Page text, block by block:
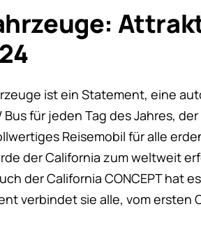
ist ein Statement, eine
für jeden Tag des Jahres,
Reisemobil für alle
der California zum weltweit
der California CONCEPT hat
verbindet sie alle, vom ersten